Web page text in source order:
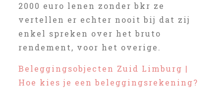
2000 euro lenen zonder bkr ze
vertellen er echter nooit bij dat zij
enkel spreken over het bruto
rendement, voor het overige.
Beleggingsobjecten Zuid Limburg |
Hoe kies je een beleggingsrekening?